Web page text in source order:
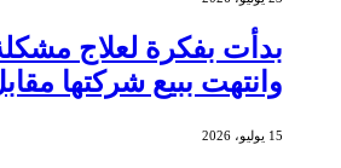
بدأت بفكرة لعلاج
وانتهت ببيع شركتها مقابل 1.95 مليار
15 يوليو، 2026